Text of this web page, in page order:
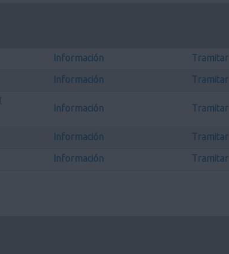
Información Tramitar
Información Tramitar
Información Tramitar
Información Tramitar
Información Tramitar